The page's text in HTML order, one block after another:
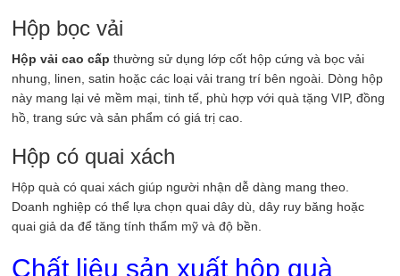
Hộp bọc vải
Hộp vải cao cấp thường sử dụng lớp cốt hộp cứng và bọc vải
nhung, linen, satin hoặc các loại vải trang trí bên ngoài. Dòng hộp
này mang lại vẻ mềm mại, tinh tế, phù hợp với quà tặng VIP, đồng
hồ, trang sức và sản phẩm có giá trị cao.
Hộp có quai xách
Hộp quà có quai xách giúp người nhận dễ dàng mang theo.
Doanh nghiệp có thể lựa chọn quai dây dù, dây ruy băng hoặc
quai giả da để tăng tính thẩm mỹ và độ bền.
Chất liệu sản xuất hộp quà